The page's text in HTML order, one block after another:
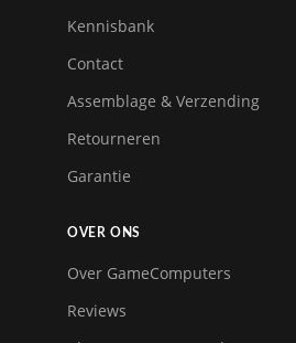
Kennisbank
Contact
Assemblage & Verzending
Retourneren
Garantie
OVER ONS
Over GameComputers
Reviews